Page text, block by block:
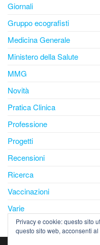
Giornali
Gruppo ecografisti
Medicina Generale
Ministero della Salute
MMG
Novità
Pratica Clinica
Professione
Progetti
Recensioni
Ricerca
Vaccinazioni
Varie
Privacy e cookie: questo sito
questo sito web, acconsenti